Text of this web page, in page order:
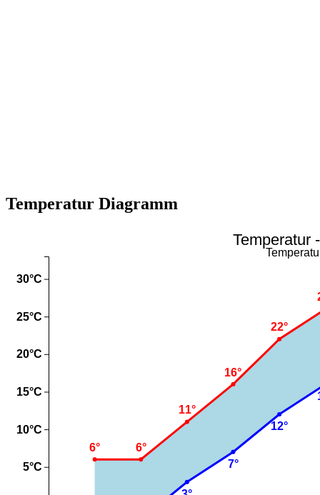
Temperatur Diagramm